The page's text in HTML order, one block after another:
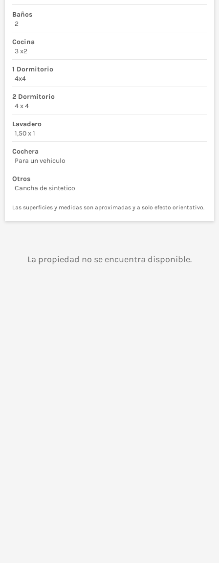
Baños
2
Cocina
3 x2
1 Dormitorio
4x4
2 Dormitorio
4 x 4
Lavadero
1,50 x 1
Cochera
Para un vehiculo
Otros
Cancha de sintetico
Las superficies y medidas son aproximadas y a solo efecto orientativo.
La propiedad no se encuentra disponible.